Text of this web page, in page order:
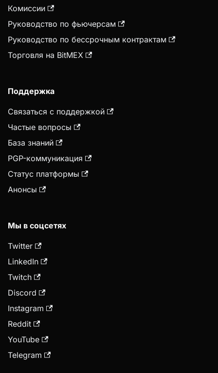
Комиссии
Руководство по фьючерсам
Руководство по бессрочным контрактам
Торговля на BitMEX
Поддержка
Связаться с поддержкой
Частые вопросы
База знаний
PGP-коммуникация
Статус платформы
Анонсы
Мы в соцсетях
Twitter
LinkedIn
Twitch
Discord
Instagram
Reddit
YouTube
Telegram